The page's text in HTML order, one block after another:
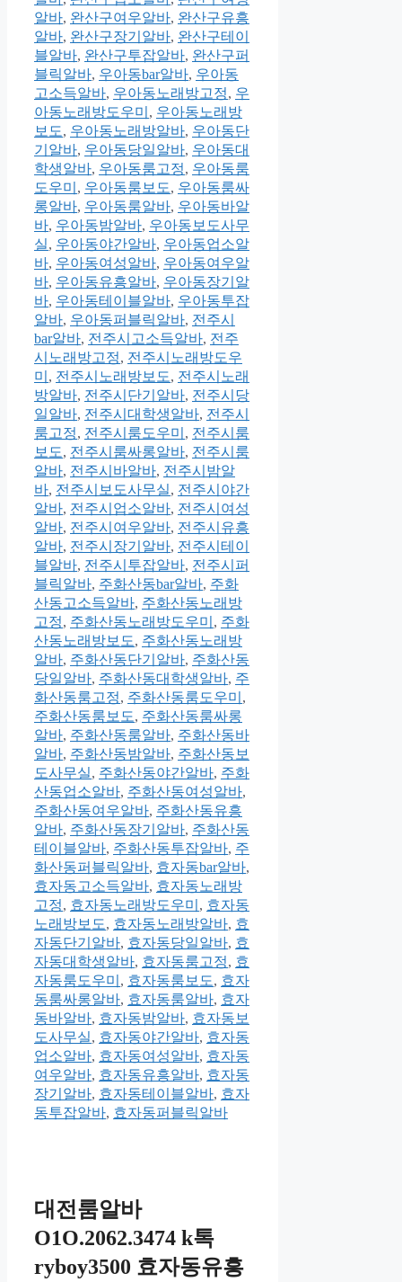
알바, 완산구여우알바, 완산구유흥
알바, 완산구장기알바, 완산구테이
블알바, 완산구투잡알바, 완산구퍼
블릭알바, 우아동bar알바, 우아동
고소득알바, 우아동노래방고정, 우
아동노래방도우미 , 우아동노래방
보도, 우아동노래방알바, 우아동단
기알바, 우아동당일알바, 우아동대
학생알바, 우아동룸고정, 우아동룸
도우미 , 우아동룸보도, 우아동룸싸
롱알바, 우아동룸알바, 우아동바알
바, 우아동밤알바, 우아동보도사무
실, 우아동야간알바, 우아동업소알
바, 우아동여성알바, 우아동여우알
바, 우아동유흥알바, 우아동장기알
바, 우아동테이블알바, 우아동투잡
알바, 우아동퍼블릭알바, 전주시
bar알바, 전주시고소득알바, 전주
시노래방고정, 전주시노래방도우
미 , 전주시노래방보도, 전주시노래
방알바, 전주시단기알바, 전주시당
일알바, 전주시대학생알바, 전주시
룸고정, 전주시룸도우미 , 전주시룸
보도, 전주시룸싸롱알바, 전주시룸
알바, 전주시바알바, 전주시밤알
바, 전주시보도사무실, 전주시야간
알바, 전주시업소알바, 전주시여성
알바, 전주시여우알바, 전주시유흥
알바, 전주시장기알바, 전주시테이
블알바, 전주시투잡알바, 전주시퍼
블릭알바, 주화산동bar알바, 주화
산동고소득알바, 주화산동노래방
고정, 주화산동노래방도우미 , 주화
산동노래방보도, 주화산동노래방
알바, 주화산동단기알바, 주화산동
당일알바, 주화산동대학생알바, 주
화산동룸고정, 주화산동룸도우미 ,
주화산동룸보도, 주화산동룸싸롱
알바, 주화산동룸알바, 주화산동바
알바, 주화산동밤알바, 주화산동보
도사무실, 주화산동야간알바, 주화
산동업소알바, 주화산동여성알바,
주화산동여우알바, 주화산동유흥
알바, 주화산동장기알바, 주화산동
테이블알바, 주화산동투잡알바, 주
화산동퍼블릭알바, 효자동bar알바,
효자동고소득알바, 효자동노래방
고정, 효자동노래방도우미 , 효자동
노래방보도, 효자동노래방알바, 효
자동단기알바, 효자동당일알바, 효
자동대학생알바, 효자동룸고정, 효
자동룸도우미 , 효자동룸보도, 효자
동룸싸롱알바, 효자동룸알바, 효자
동바알바, 효자동밤알바, 효자동보
도사무실, 효자동야간알바, 효자동
업소알바, 효자동여성알바, 효자동
여우알바, 효자동유흥알바, 효자동
장기알바, 효자동테이블알바, 효자
동투잡알바, 효자동퍼블릭알바
대전룸알바
O1O.2062.3474 k톡
ryboy3500 효자동유흥